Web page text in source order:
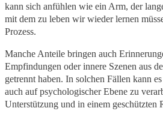
kann sich anfühlen wie ein Arm, der
mit dem zu leben wir wieder lernen
Prozess.
Manche Anteile bringen auch
Empfindungen oder innere Szenen aus
getrennt haben. In solchen Fällen kann
auch auf psychologischer Ebene zu
Unterstützung und in einem geschützten